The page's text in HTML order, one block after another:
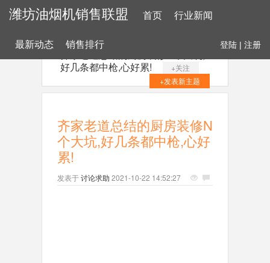
潍坊油烟机销售联盟 首页 行业新闻
最新动态 销售排行 登陆 | 注册
好几条都中枪,心好累!
+关注
+发表新主题
齐家老道总结的厨房装修N
个大坑,好几条都中枪,心好
累!
发表于讨论求助 2021-10-22 14:52:27